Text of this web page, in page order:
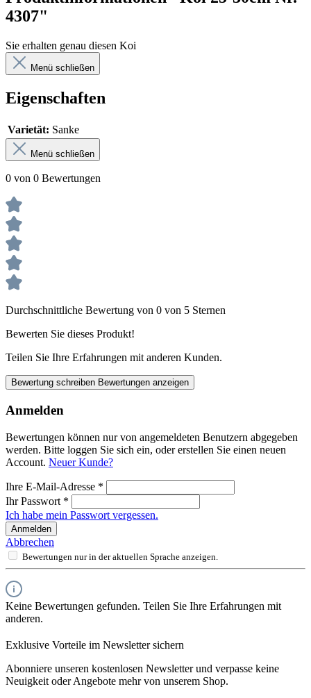
4307"
Sie erhalten genau diesen Koi
Menü schließen
Eigenschaften
Varietät: Sanke
Menü schließen
0 von 0 Bewertungen
Durchschnittliche Bewertung von 0 von 5 Sternen
Bewerten Sie dieses Produkt!
Teilen Sie Ihre Erfahrungen mit anderen Kunden.
Bewertung schreiben Bewertungen anzeigen
Anmelden
Bewertungen können nur von angemeldeten Benutzern abgegeben
werden. Bitte loggen Sie sich ein, oder erstellen Sie einen neuen
Account. Neuer Kunde?
Ihre E-Mail-Adresse *
Ihr Passwort *
Ich habe mein Passwort vergessen.
Anmelden
Abbrechen
Bewertungen nur in der aktuellen Sprache anzeigen.
Keine Bewertungen gefunden. Teilen Sie Ihre Erfahrungen mit
anderen.
Exklusive Vorteile im Newsletter sichern
Abonniere unseren kostenlosen Newsletter und verpasse keine
Neuigkeit oder Angebote mehr von unserem Shop.